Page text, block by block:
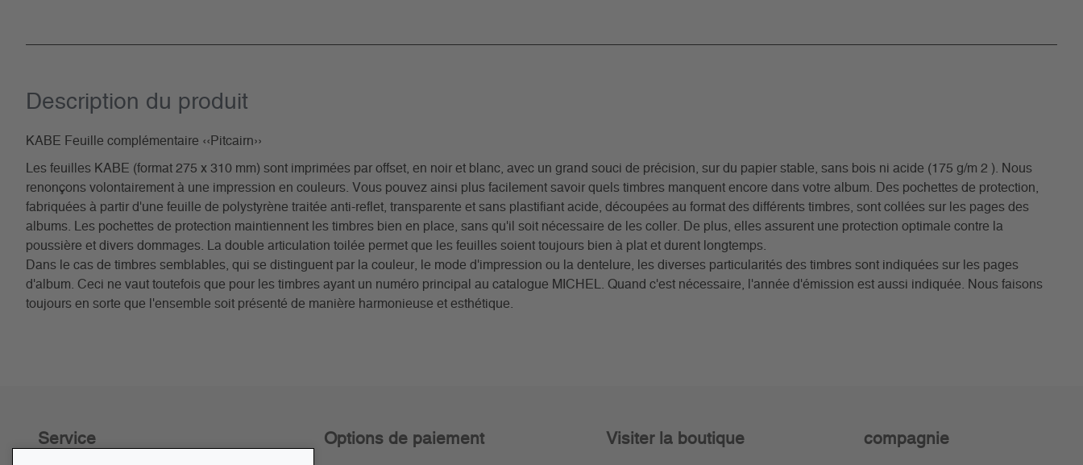
Description du­ produit
KABE Feuille complémentaire ‹‹Pitcairn››
Les feuilles KABE (format 275 x 310 mm) sont imprimées par offset, en noir et blanc, avec un grand souci de précision, sur du papier stable, sans bois ni acide (175 g/m 2 ). Nous
renonçons volontairement à une impression en couleurs. Vous pouvez ainsi plus facilement savoir quels timbres manquent encore dans votre album. Des pochettes de protection,
fabriquées à partir d'une feuille de polystyrène traitée anti-reflet, transparente et sans plastifiant acide, découpées au format des différents timbres, sont collées sur les pages des
albums. Les pochettes de protection maintiennent les timbres bien en place, sans qu'il soit nécessaire de les coller. De plus, elles assurent une protection optimale contre la
poussière et divers dommages. La double articulation toilée permet que les feuilles soient toujours bien à plat et durent longtemps.
Dans le cas de timbres semblables, qui se distinguent par la couleur, le mode d'impression ou la dentelure, les diverses particularités des timbres sont indiquées sur les pages
d'album. Ceci ne vaut toutefois que pour les timbres ayant un numéro principal au catalogue MICHEL. Quand c'est nécessaire, l'année d'émission est aussi indiquée. Nous faisons
toujours en sorte que l'ensemble soit présenté de manière harmonieuse et esthétique.
Service Options de paiement Visiter la boutique compagnie